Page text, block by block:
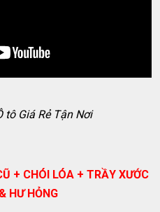
tô Giá Rẻ Tận Nơi
+ CHÓI LÓA + TRẦY XƯỚC
HƯ HỎNG